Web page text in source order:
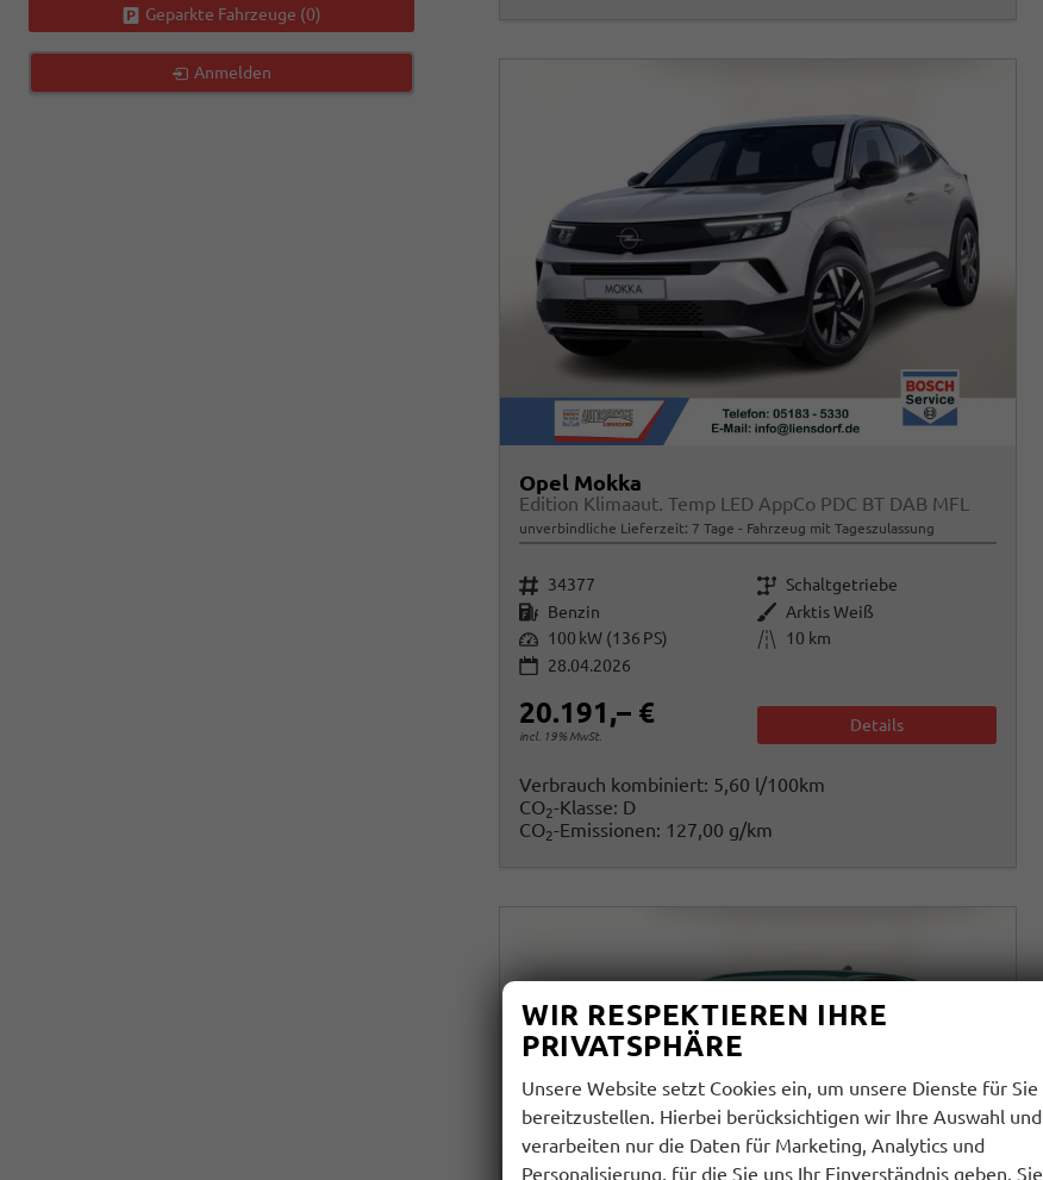
Opel Mokka
Edition Klimaaut. Temp LED AppCo PDC BT DAB MFL
unverbindliche Lieferzeit: 7 Tage Fahrzeug mit Tageszulassung
Fahrzeugnr. 34377 Getriebe Schaltgetriebe
Kraftstoff Benzin Außenfarbe Arktis Weiß
Leistung 100 kW (136 PS) Kilometerstand 10 km
28.04.2026
20.191,– €
incl. 19% MwSt.
Details
Verbrauch kombiniert: 5,60 l/100km
CO2-Klasse: D
CO2-Emissionen: 127,00 g/km
Geparkte Fahrzeuge (0)
Anmelden
WIR RESPEKTIEREN IHRE
PRIVATSPHÄRE
Unsere Website setzt Cookies ein, um unsere Dienste für Sie
bereitzustellen. Hierbei berücksichtigen wir Ihre Auswahl und
verarbeiten nur die Daten für Marketing, Analytics und
Personalisierung, für die Sie uns Ihr Einverständnis geben. Sie